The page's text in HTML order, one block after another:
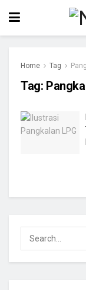
Home Tag
Tag: